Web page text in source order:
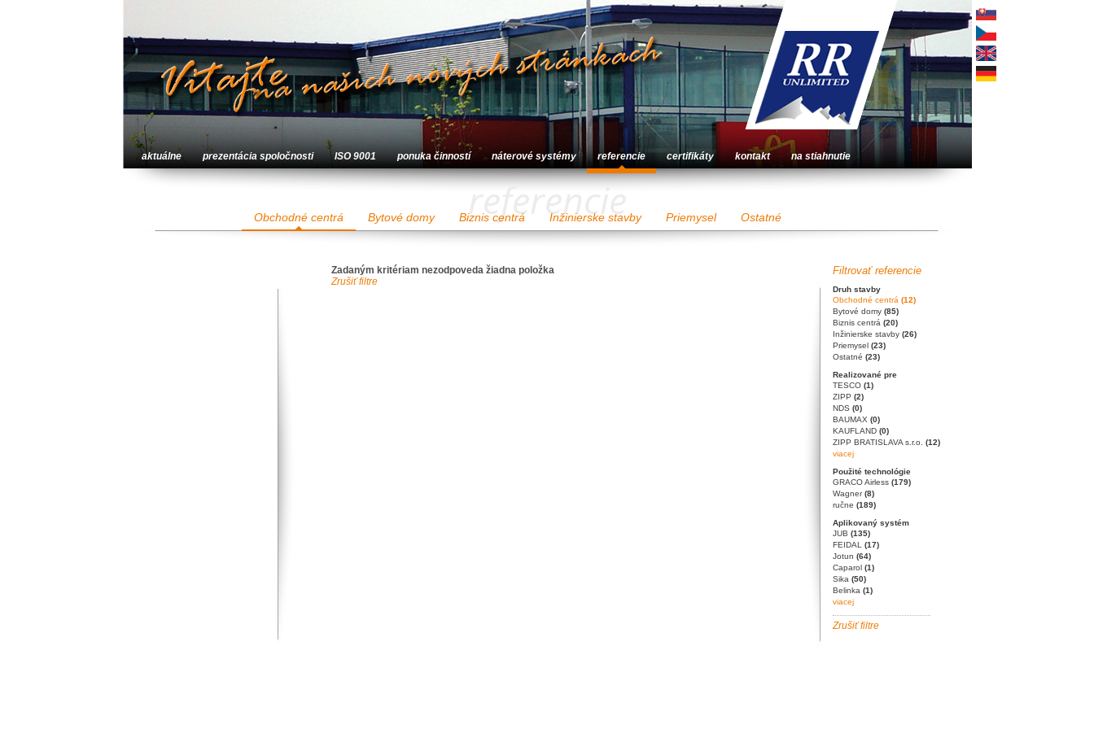
aktuálne prezentácia spoločnosti ISO 9001 ponuka činností náterové systémy referencie certifikáty kontakt na stiahnutie
Obchodné centrá Bytové domy Biznis centrá Inžinierske stavby Priemysel Ostatné
referencie
Filtrovať referencie
Druh stavby
Obchodné centrá (12)
Bytové domy (85)
Biznis centrá (20)
Inžinierske stavby (26)
Priemysel (23)
Ostatné (23)
Realizované pre
TESCO (1)
ZIPP (2)
NDS (0)
BAUMAX (0)
KAUFLAND (0)
ZIPP BRATISLAVA s.r.o. (12)
viacej
Použité technológie
GRACO Airless (179)
Wagner(8)
ručne (189)
Aplikovaný systém
JUB (135)
FEIDAL (17)
Jotun (64)
Caparol (1)
Sika (50)
Belinka (1)
viacej
Zrušiť filtre
Zadaným kritériam nezodpoveda žiadna položka
Zrušiť filtre